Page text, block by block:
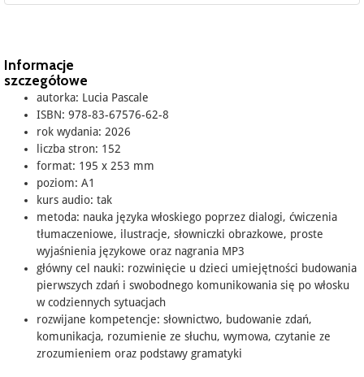
Informacje
szczegółowe
autorka: Lucia Pascale
ISBN: 978-83-67576-62-8
rok wydania: 2026
liczba stron: 152
format: 195 x 253 mm
poziom: A1
kurs audio: tak
metoda: nauka języka włoskiego poprzez dialogi, ćwiczenia
tłumaczeniowe, ilustracje, słowniczki obrazkowe, proste
wyjaśnienia językowe oraz nagrania MP3
główny cel nauki: rozwinięcie u dzieci umiejętności budowania
pierwszych zdań i swobodnego komunikowania się po włosku
w codziennych sytuacjach
rozwijane kompetencje: słownictwo, budowanie zdań,
komunikacja, rozumienie ze słuchu, wymowa, czytanie ze
zrozumieniem oraz podstawy gramatyki